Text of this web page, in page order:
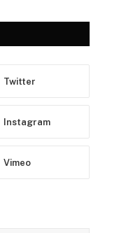
Twitter
Instagram
Vimeo